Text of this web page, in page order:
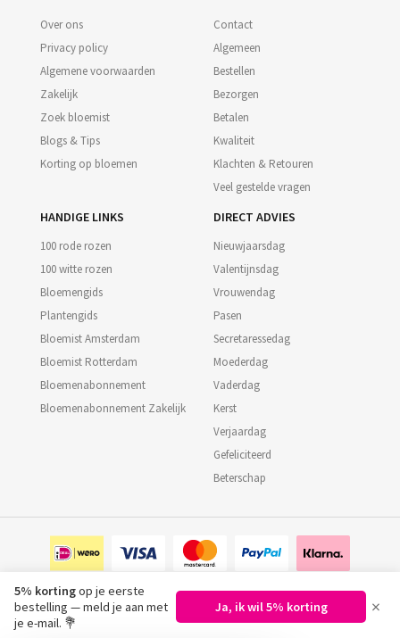
Over ons
Privacy policy
Algemene voorwaarden
Zakelijk
Zoek bloemist
Blogs & Tips
Korting op bloemen
Contact
Algemeen
Bestellen
Bezorgen
Betalen
Kwaliteit
Klachten & Retouren
Veel gestelde vragen
HANDIGE LINKS
100 rode rozen
100 witte rozen
Bloemengids
Plantengids
Bloemist Amsterdam
Bloemist Rotterdam
Bloemenabonnement
Bloemenabonnement Zakelijk
DIRECT ADVIES
Nieuwjaarsdag
Valentijnsdag
Vrouwendag
Pasen
Secretaressedag
Moederdag
Vaderdag
Kerst
Verjaardag
Gefeliciteerd
Beterschap
©2026Regiobloemist.nl
5% kortingop je eerste
bestelling — meld je aan met
je e-mail. 💐
Ja, ik wil 5% korting ×